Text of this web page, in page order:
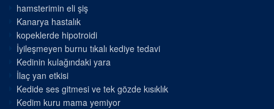
hamsterimin eli şiş
Kanarya hastalık
kopeklerde hipotroidi
İyileşmeyen burnu tıkalı kediye tedavi
Kedinin kulağındaki yara
İlaç yan etkisi
Kedide ses gitmesi ve tek gözde kısıklık
Kedim kuru mama yemiyor